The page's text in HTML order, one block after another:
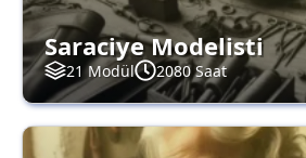
Saraciye Modelisti
21 Modül 2080 Saat